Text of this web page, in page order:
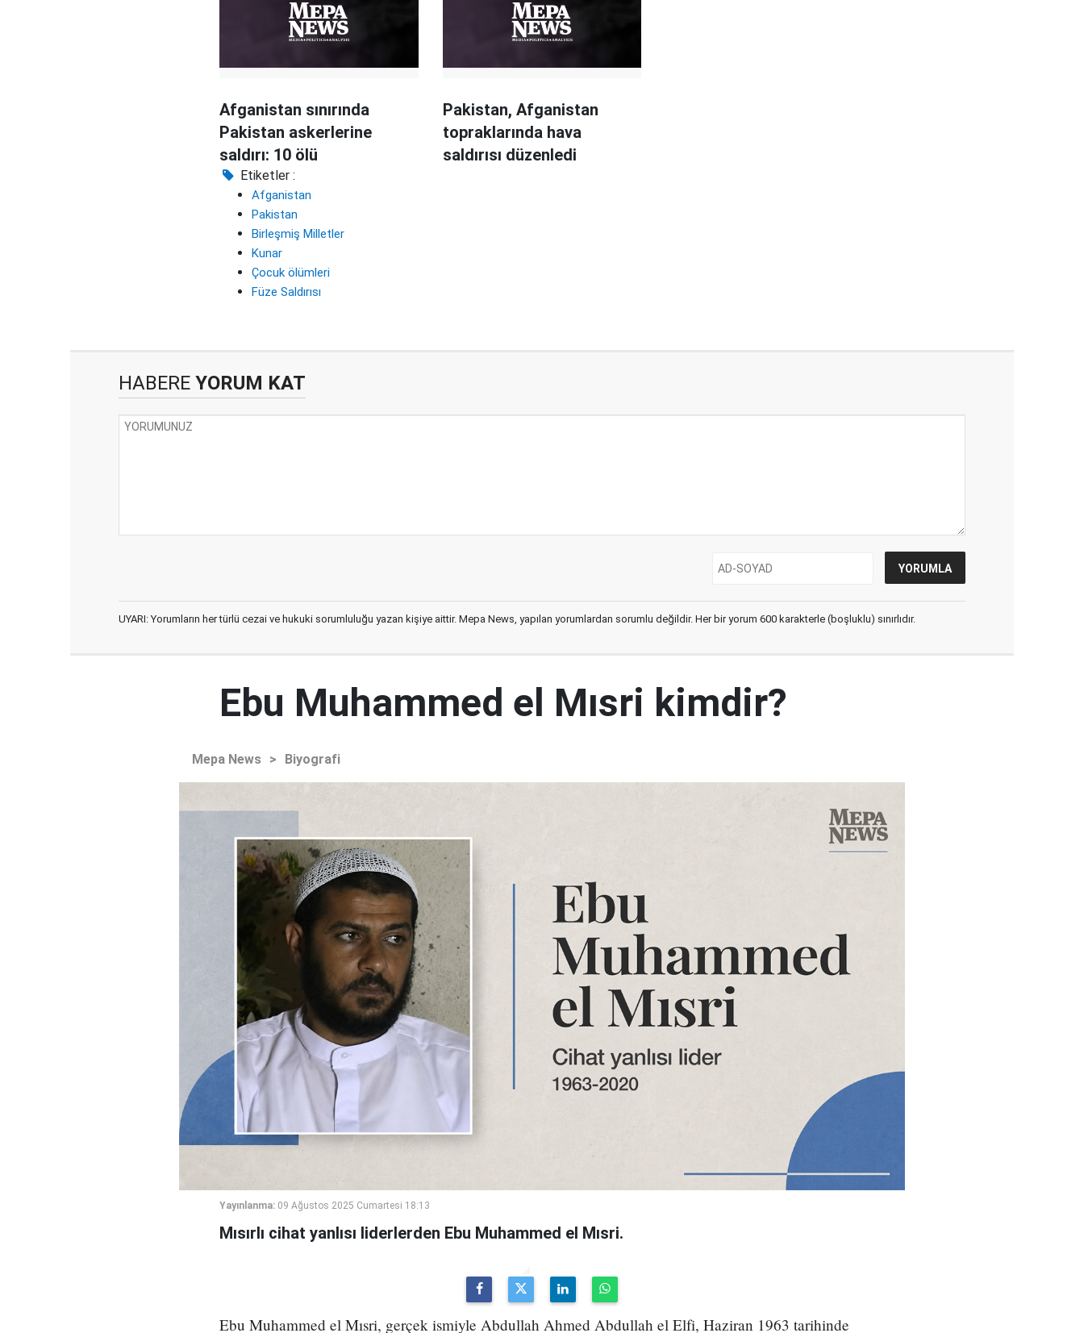
Afganistan sınırında
Pakistan askerlerine
saldırı: 10 ölü
Pakistan, Afganistan
topraklarında hava
saldırısı düzenledi
Etiketler :
Afganistan
Pakistan
Birleşmiş Milletler
Kunar
Çocuk ölümleri
Füze Saldırısı
HABERE YORUM KAT
UYARI: Yorumların her türlü cezai ve hukuki sorumluluğu yazan kişiye aittir. Mepa News, yapılan yorumlardan sorumlu değildir. Her bir yorum 600 karakterle (boşluklu) sınırlıdır.
Ebu Muhammed el Mısri kimdir?
Mepa News > Biyografi
Yayınlanma: 09 Ağustos 2025 Cumartesi 18:13
Mısırlı cihat yanlısı liderlerden Ebu Muhammed el Mısri.
Ebu Muhammed el Mısri, gerçek ismiyle Abdullah Ahmed Abdullah el Elfi, Haziran 1963 tarihinde